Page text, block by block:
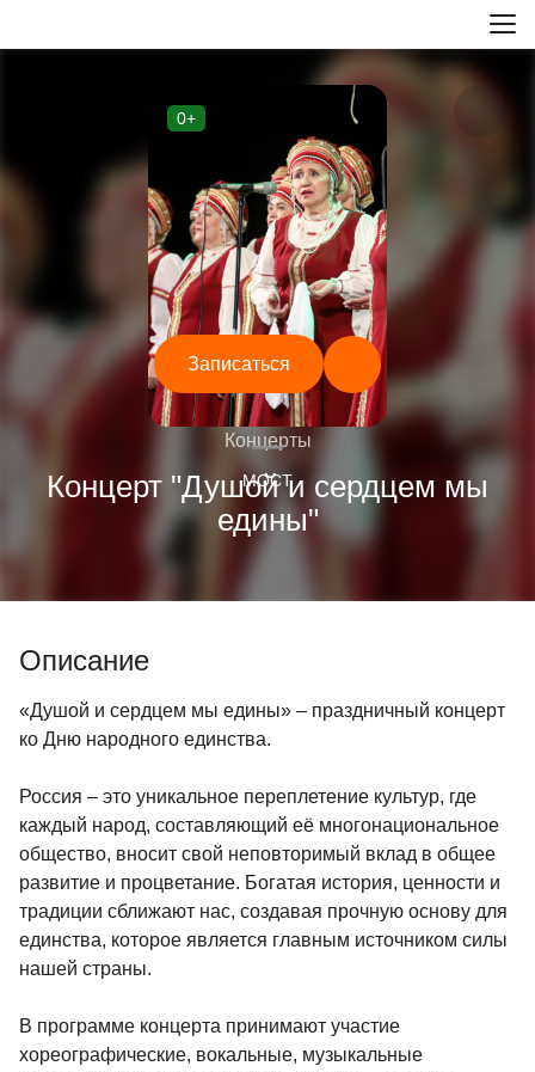
0+
Концерты
Концерт "Душой и сердцем мы
едины"
Записаться
—
МОСТ
Описание
«Душой и сердцем мы едины» – праздничный концерт
ко Дню народного единства.
Россия – это уникальное переплетение культур, где
каждый народ, составляющий её многонациональное
общество, вносит свой неповторимый вклад в общее
развитие и процветание. Богатая история, ценности и
традиции сближают нас, создавая прочную основу для
единства, которое является главным источником силы
нашей страны.
В программе концерта принимают участие
хореографические, вокальные, музыкальные